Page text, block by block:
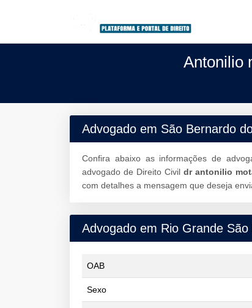
Antonilio
Advogado em São Bernardo
Confira abaixo as informações de
advogado de Direito Civil dr antonilio
com detalhes a mensagem que deseja
Advogado em Rio Grande
OAB
Sexo